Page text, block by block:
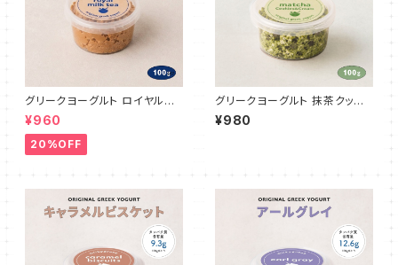
グリークヨーグルト ロイヤルミ
ルクティ 100g
¥960
20%OFF
グリークヨーグルト 抹茶クッキ
ー&クリーム 100g
¥980